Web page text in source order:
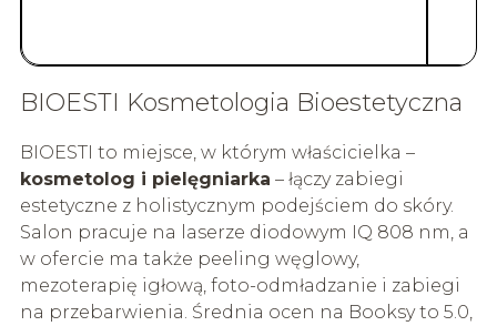
BIOESTI Kosmetologia Bioestetyczna
BIOESTI to miejsce, w którym właścicielka –
kosmetolog i pielęgniarka – łączy zabiegi
estetyczne z holistycznym podejściem do skóry.
Salon pracuje na laserze diodowym IQ 808 nm, a
w ofercie ma także peeling węglowy,
mezoterapię igłową, foto-odmładzanie i zabiegi
na przebarwienia. Średnia ocen na Booksy to 5.0,